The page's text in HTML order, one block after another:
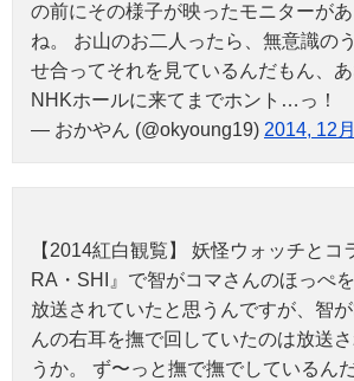
の前にその様子が映ったモニターが
ね。 お山のお二人ったら、無意識の
せ合ってそれを見ているんだもん、
NHKホールに来てまでホント…っ！
— おかやん (@okyoung19) 2014, 12
【2014紅白観覧】 妖怪ウォッチとコ
RA・SHI』で智がコマさんのほっぺ
放送されていたと思うんですが、智
んの右耳を撫で回していたのは放送
うか。 ず〜っと撫で撫でしているん